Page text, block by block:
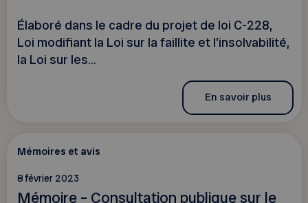
Élaboré dans le cadre du projet de loi C-228,
Loi modifiant la Loi sur la faillite et l’insolvabilité,
la Loi sur les...
En savoir plus
Mémoires et avis
8 février 2023
Mémoire – Consultation publique sur le